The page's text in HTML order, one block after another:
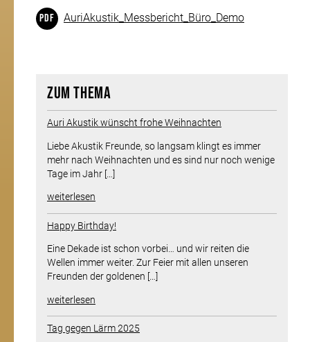
AuriAkustik_Messbericht_Büro_Demo
Zum Thema
Auri Akustik wünscht frohe Weihnachten
Liebe Akustik Freunde, so langsam klingt es immer
mehr nach Weihnachten und es sind nur noch wenige
Tage im Jahr […]
weiterlesen
Happy Birthday!
Eine Dekade ist schon vorbei… und wir reiten die
Wellen immer weiter. Zur Feier mit allen unseren
Freunden der goldenen […]
weiterlesen
Tag gegen Lärm 2025